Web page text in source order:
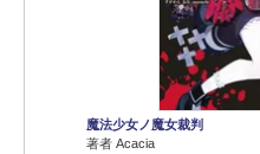
魔法少女ノ魔女裁判
著者 Acacia